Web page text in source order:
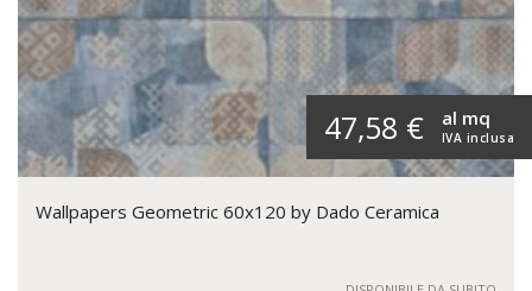
47,58 € IVA inclusa
al mq
Wallpapers Geometric 60x120 by Dado Ceramica